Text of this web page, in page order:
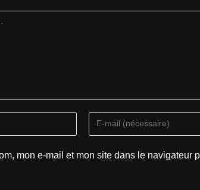
mon e-mail et mon site dans le navigateur